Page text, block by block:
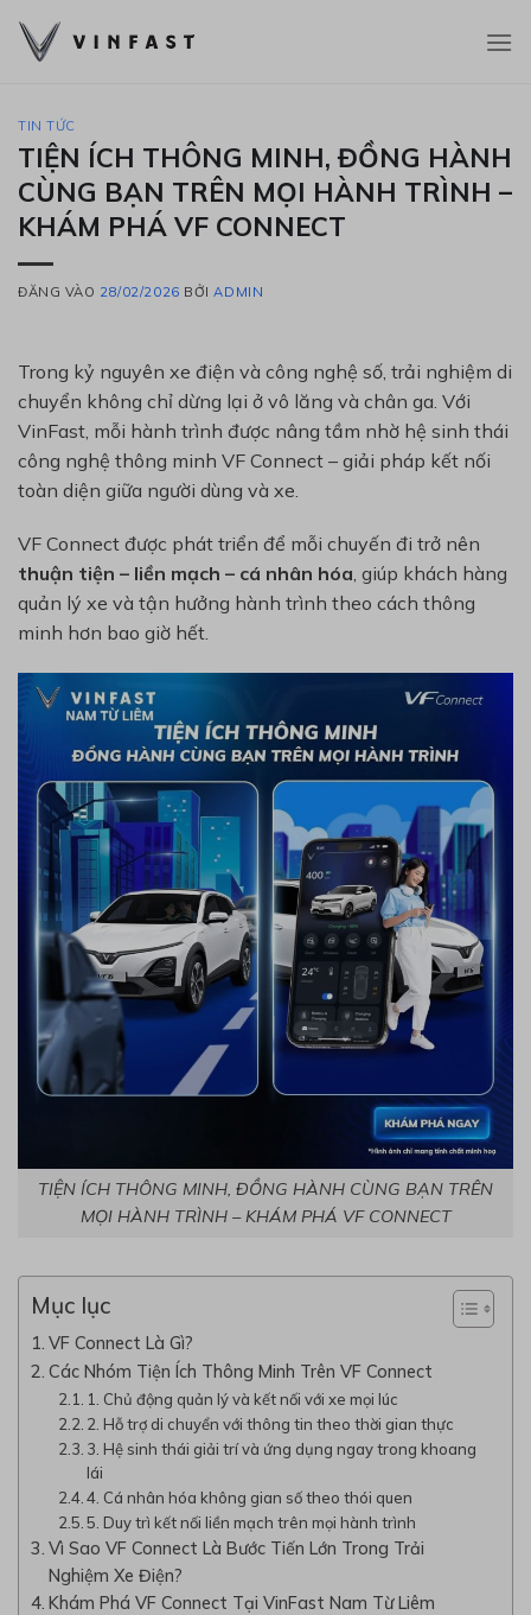
qua
TIN TỨC
TIỆN ÍCH THÔNG MINH, ĐỒNG HÀNH
CÙNG BẠN TRÊN MỌI HÀNH TRÌNH –
KHÁM PHÁ VF CONNECT
ĐĂNG VÀO 28/02/2026 BỞIADMIN
Trong kỷ nguyên xe điện và công nghệ số, trải nghiệm di
chuyển không chỉ dừng lại ở vô lăng và chân ga. Với
VinFast , mỗi hành trình được nâng tầm nhờ hệ sinh thái
công nghệ thông minh VF Connect – giải pháp kết nối
toàn diện giữa người dùng và xe.
VF Connect được phát triển để mỗi chuyến đi trở nên
thuận tiện – liền mạch – cá nhân hóa, giúp khách hàng
quản lý xe và tận hưởng hành trình theo cách thông
minh hơn bao giờ hết.
TIỆN ÍCH THÔNG MINH, ĐỒNG HÀNH CÙNG BẠN TRÊN
MỌI HÀNH TRÌNH – KHÁM PHÁ VF CONNECT
Mục lục
VF Connect Là Gì?
Các Nhóm Tiện Ích Thông Minh Trên VF Connect
1. Chủ động quản lý và kết nối với xe mọi lúc
2. Hỗ trợ di chuyển với thông tin theo thời gian thực
3. Hệ sinh thái giải trí và ứng dụng ngay trong khoang
lái
4. Cá nhân hóa không gian số theo thói quen
5. Duy trì kết nối liền mạch trên mọi hành trình
Vì Sao VF Connect Là Bước Tiến Lớn Trong Trải
Nghiệm Xe Điện?
Khám Phá VF Connect Tại VinFast Nam Từ Liêm